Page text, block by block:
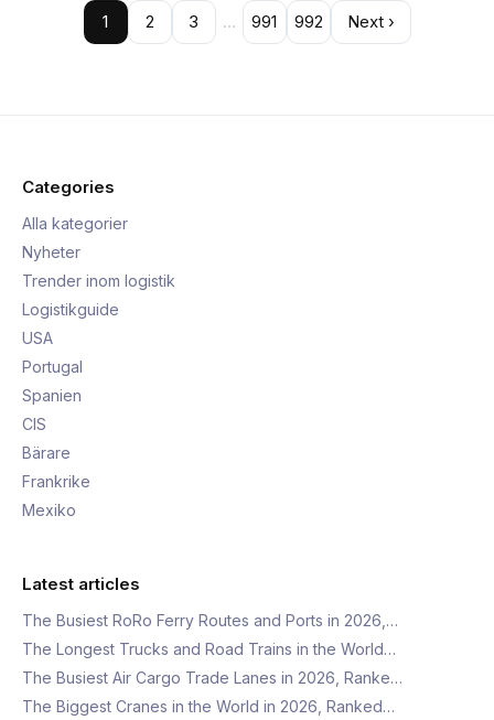
1 2 3 … 991 992 Next ›
Categories
Alla kategorier
Nyheter
Trender inom logistik
Logistikguide
USA
Portugal
Spanien
CIS
Bärare
Frankrike
Mexiko
Latest articles
The Busiest RoRo Ferry Routes and Ports in 2026,…
The Longest Trucks and Road Trains in the World…
The Busiest Air Cargo Trade Lanes in 2026, Ranke…
The Biggest Cranes in the World in 2026, Ranked…